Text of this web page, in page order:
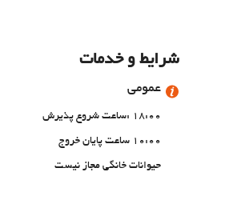
شرایط و خدمات
عمومی
18:00 :ساعت شروع پذیرش
10:00 ساعت پایان خروج
حیوانات خانگی مجاز نیست